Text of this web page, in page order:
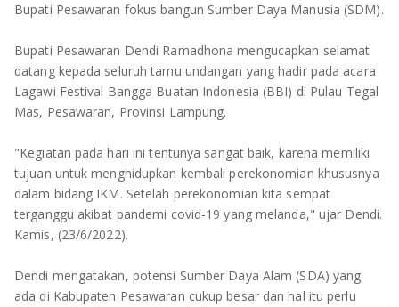
LAMPUNG SELATAN
TANGGAMUS
PESISIR BARAT
TULANG BAWANG BARAT
Bupati Pesawaran fokus bangun Sumber Daya Manusia (SDM).
Bupati Pesawaran Dendi Ramadhona mengucapkan selamat
datang kepada seluruh tamu undangan yang hadir pada acara
Lagawi Festival Bangga Buatan Indonesia (BBI) di Pulau Tegal
Mas, Pesawaran, Provinsi Lampung.
"Kegiatan pada hari ini tentunya sangat baik, karena memiliki
tujuan untuk menghidupkan kembali perekonomian khususnya
dalam bidang IKM. Setelah perekonomian kita sempat
terganggu akibat pandemi covid-19 yang melanda," ujar Dendi.
Kamis, (23/6/2022).
Dendi mengatakan, potensi Sumber Daya Alam (SDA) yang
ada di Kabupaten Pesawaran cukup besar dan hal itu perlu